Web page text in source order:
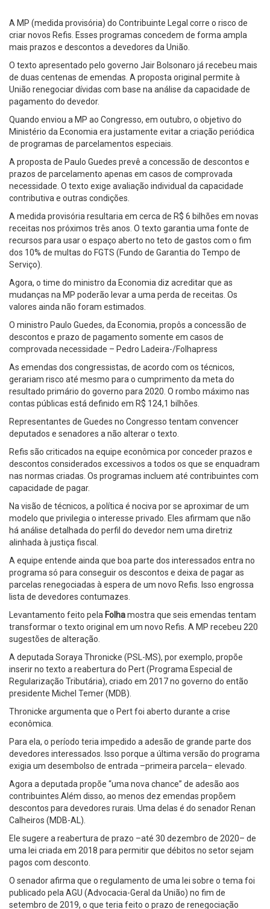
A MP (medida provisória) do Contribuinte Legal corre o risco de
criar novos Refis. Esses programas concedem de forma ampla
mais prazos e descontos a devedores da União.
O texto apresentado pelo governo Jair Bolsonaro já recebeu mais
de duas centenas de emendas. A proposta original permite à
União renegociar dívidas com base na análise da capacidade de
pagamento do devedor.
Quando enviou a MP ao Congresso, em outubro, o objetivo do
Ministério da Economia era justamente evitar a criação periódica
de programas de parcelamentos especiais.
A proposta de Paulo Guedes prevê a concessão de descontos e
prazos de parcelamento apenas em casos de comprovada
necessidade. O texto exige avaliação individual da capacidade
contributiva e outras condições.
A medida provisória resultaria em cerca de R$ 6 bilhões em novas
receitas nos próximos três anos. O texto garantia uma fonte de
recursos para usar o espaço aberto no teto de gastos com o fim
dos 10% de multas do FGTS (Fundo de Garantia do Tempo de
Serviço).
Agora, o time do ministro da Economia diz acreditar que as
mudanças na MP poderão levar a uma perda de receitas. Os
valores ainda não foram estimados.
O ministro Paulo Guedes, da Economia, propôs a concessão de
descontos e prazo de pagamento somente em casos de
comprovada necessidade – Pedro Ladeira-/Folhapress
As emendas dos congressistas, de acordo com os técnicos,
gerariam risco até mesmo para o cumprimento da meta do
resultado primário do governo para 2020. O rombo máximo nas
contas públicas está definido em R$ 124,1 bilhões.
Representantes de Guedes no Congresso tentam convencer
deputados e senadores a não alterar o texto.
Refis são criticados na equipe econômica por conceder prazos e
descontos considerados excessivos a todos os que se enquadram
nas normas criadas. Os programas incluem até contribuintes com
capacidade de pagar.
Na visão de técnicos, a política é nociva por se aproximar de um
modelo que privilegia o interesse privado. Eles afirmam que não
há análise detalhada do perfil do devedor nem uma diretriz
alinhada à justiça fiscal.
A equipe entende ainda que boa parte dos interessados entra no
programa só para conseguir os descontos e deixa de pagar as
parcelas renegociadas à espera de um novo Refis. Isso engrossa
lista de devedores contumazes.
Levantamento feito pela Folhamostra que seis emendas tentam
transformar o texto original em um novo Refis. A MP recebeu 220
sugestões de alteração.
A deputada Soraya Thronicke (PSL-MS), por exemplo, propõe
inserir no texto a reabertura do Pert (Programa Especial de
Regularização Tributária), criado em 2017 no governo do então
presidente Michel Temer (MDB).
Thronicke argumenta que o Pert foi aberto durante a crise
econômica.
Para ela, o período teria impedido a adesão de grande parte dos
devedores interessados. Isso porque a última versão do programa
exigia um desembolso de entrada –primeira parcela– elevado.
Agora a deputada propõe “uma nova chance” de adesão aos
contribuintes.Além disso, ao menos dez emendas propõem
descontos para devedores rurais. Uma delas é do senador Renan
Calheiros (MDB-AL).
Ele sugere a reabertura de prazo –até 30 dezembro de 2020– de
uma lei criada em 2018 para permitir que débitos no setor sejam
pagos com desconto.
O senador afirma que o regulamento de uma lei sobre o tema foi
publicado pela AGU (Advocacia-Geral da União) no fim de
setembro de 2019, o que teria feito o prazo de renegociação